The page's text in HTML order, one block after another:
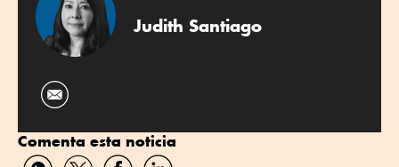
Judith Santiago
Comenta esta noticia